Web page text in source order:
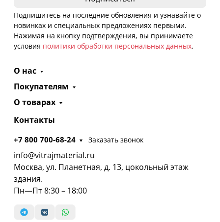
Подпишитесь на последние обновления и узнавайте о
новинках и специальных предложениях первыми.
Нажимая на кнопку подтверждения, вы принимаете
условия политики обработки персональных данных.
О нас
Покупателям
О товарах
Контакты
+7 800 700-68-24 Заказать звонок
info@vitrajmaterial.ru
Москва, ул. Планетная, д. 13, цокольный этаж
здания.
Пн—Пт 8:30 – 18:00